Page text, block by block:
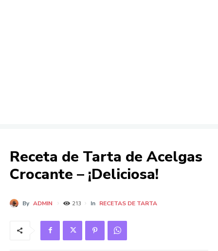
Receta de Tarta de Acelgas
Crocante – ¡Deliciosa!
By ADMIN 213 In RECETAS DE TARTA